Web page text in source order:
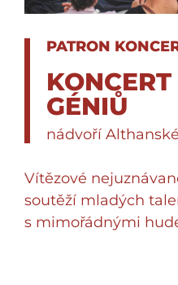
PATRON
GÉNIŮ
nádvoří
Vítězové
soutěží mladých
s mimořádnými